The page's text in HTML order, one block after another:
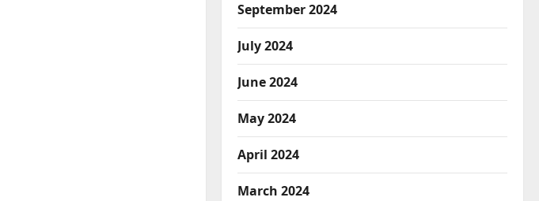
September 2024
July 2024
June 2024
May 2024
April 2024
March 2024